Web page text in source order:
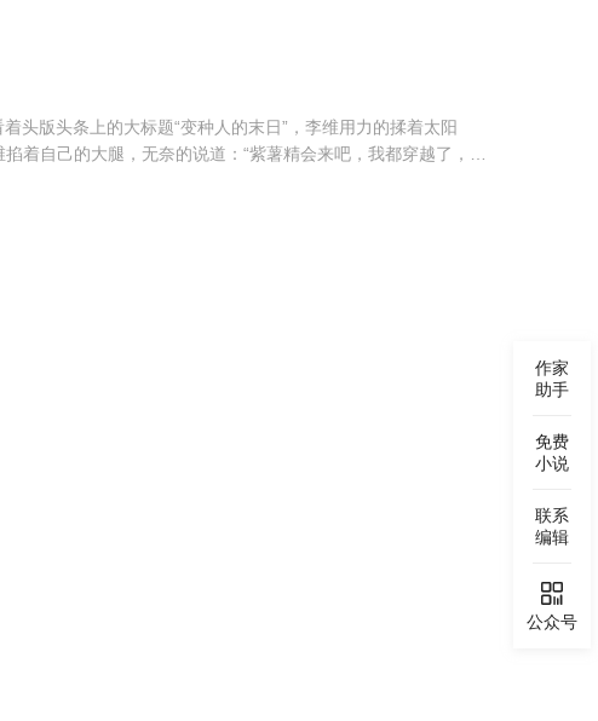
版头条上的大标题“变种人的末日”，李维用力的揉着太阳
着自己的大腿，无奈的说道：“紫薯精会来吧，我都穿越了，得
的伙计？” ………… 这是一个影视剧大串联的故事，漫威电影做
作家
助手
免费
小说
联系
编辑

公众号